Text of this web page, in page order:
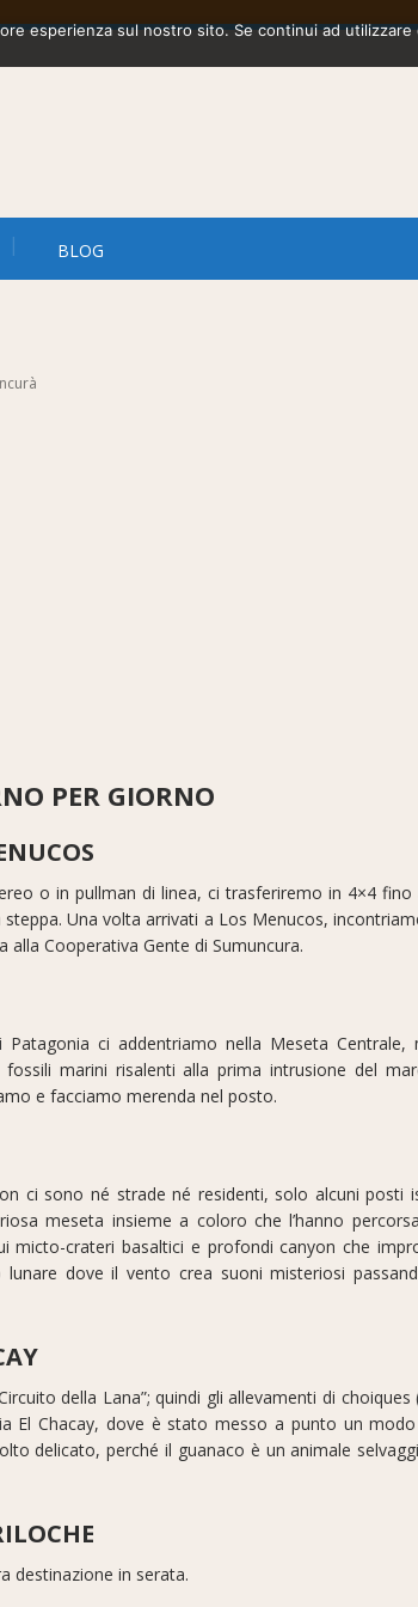
BLOG
PER GIORNO
o in pullman di linea, ci trasferiremo in 4×4
Una volta arrivati a Los Menucos,
alla Cooperativa Gente di Sumuncura.
ci addentriamo nella Meseta Centrale,
marini risalenti alla prima intrusione del
e facciamo merenda nel posto.
ci sono né strade né residenti, solo alcuni posti
meseta insieme a coloro che l’hanno
crateri basaltici e profondi canyon che
dove il vento crea suoni misteriosi
della Lana”; quindi gli allevamenti di choiques
El Chacay, dove è stato messo a punto un
delicato, perché il guanaco è un animale
destinazione in serata.
esperienza sul nostro sito. Se continui ad